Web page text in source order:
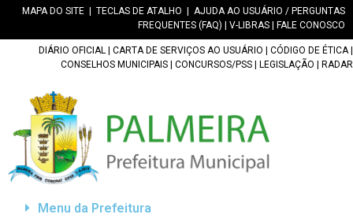
MAPA DO SITE TECLAS DE ATALHO
AJUDA AO USUÁRIO / PERGUNTAS
FREQUENTES (FAQ)
V-LIBRAS FALE CONOSCO
DIÁRIO OFICIAL CARTA DE SERVIÇOS AO USUÁRIO CÓDIGO DE ÉTICA|
CONSELHOS MUNICIPAIS
CONCURSOS/PSS LEGISLAÇÃO RADAR
Menu da Prefeitura